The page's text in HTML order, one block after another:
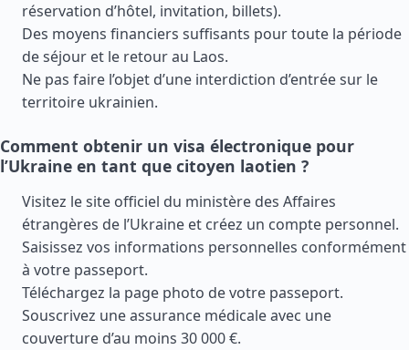
réservation d’hôtel, invitation, billets).
Des moyens financiers suffisants pour toute la période
de séjour et le retour au Laos.
Ne pas faire l’objet d’une interdiction d’entrée sur le
territoire ukrainien.
Comment obtenir un visa électronique pour
l’Ukraine en tant que citoyen laotien ?
Visitez le site officiel du ministère des Affaires
étrangères de l’Ukraine et créez un compte personnel.
Saisissez vos informations personnelles conformément
à votre passeport.
Téléchargez la page photo de votre passeport.
Souscrivez une assurance médicale avec une
couverture d’au moins 30 000 €.